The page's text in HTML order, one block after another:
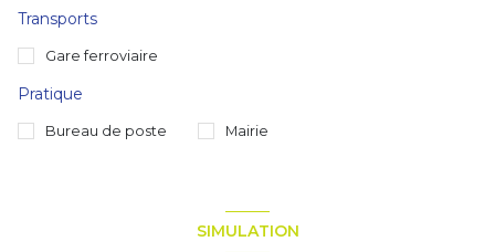
Transports
Gare ferroviaire
Pratique
Bureau de poste Mairie
SIMULATION